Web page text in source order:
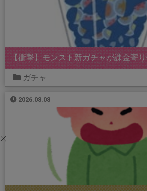
【衝撃】モンスト新ガチャが課金寄
ガチャ
2026.08.08